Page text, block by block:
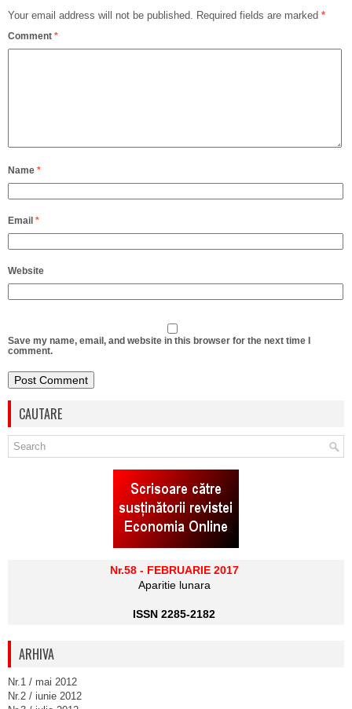
Your email address will not be published. Required fields are marked *
Comment *
Name *
Email *
Website
Save my name, email, and website in this browser for the next time I
comment.
CAUTARE
Nr.58 - FEBRUARIE 2017
Aparitie lunara
ISSN 2285-2182
ARHIVA
Nr.1 / mai 2012
Nr.2 / iunie 2012